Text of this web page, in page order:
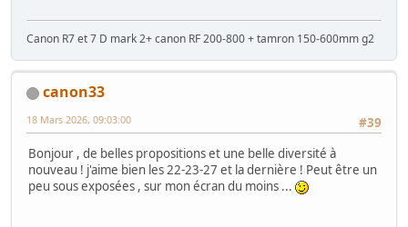
Canon R7 et 7 D mark 2+ canon RF 200-800 + tamron 150-600mm g2
canon33
#39
18 Mars 2026, 09:03:00
Bonjour , de belles propositions et une belle diversité à
nouveau ! j'aime bien les 22-23-27 et la dernière ! Peut être un
peu sous exposées , sur mon écran du moins ...